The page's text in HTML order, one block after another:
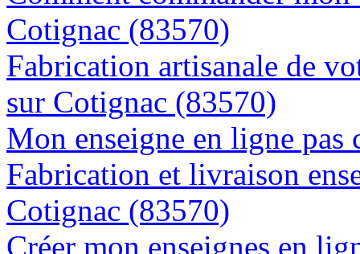
Cotignac (83570)
Fabrication artisanale de
sur Cotignac (83570)
Mon enseigne en ligne
Fabrication et livraison
Cotignac (83570)
Créer mon enseignes en